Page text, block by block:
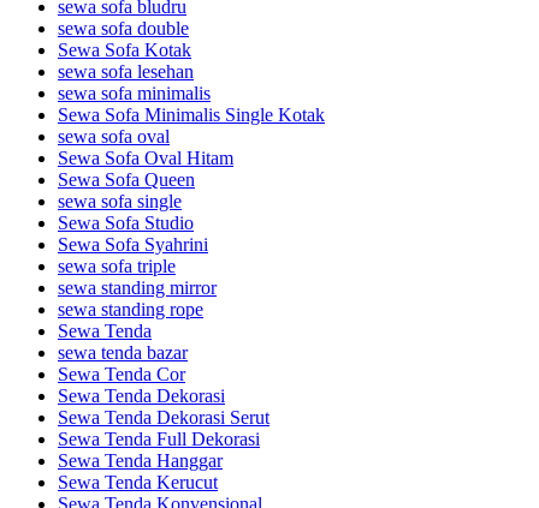
sewa sofa bludru
sewa sofa double
Sewa Sofa Kotak
sewa sofa lesehan
sewa sofa minimalis
Sewa Sofa Minimalis Single Kotak
sewa sofa oval
Sewa Sofa Oval Hitam
Sewa Sofa Queen
sewa sofa single
Sewa Sofa Studio
Sewa Sofa Syahrini
sewa sofa triple
sewa standing mirror
sewa standing rope
Sewa Tenda
sewa tenda bazar
Sewa Tenda Cor
Sewa Tenda Dekorasi
Sewa Tenda Dekorasi Serut
Sewa Tenda Full Dekorasi
Sewa Tenda Hanggar
Sewa Tenda Kerucut